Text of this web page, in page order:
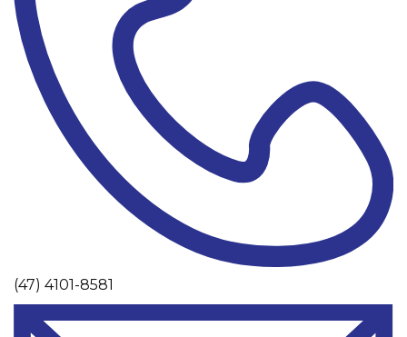
(47) 4101-8581